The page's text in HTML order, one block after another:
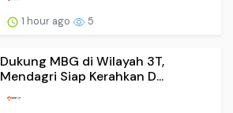
1 hour ago 5
Dukung MBG di Wilayah 3T,
Mendagri Siap Kerahkan D...